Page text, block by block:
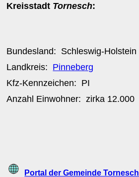
Kreisstadt Tornesch:
Bundesland: Schleswig-Holstein
Landkreis: Pinneberg
Kfz-Kennzeichen: PI
Anzahl Einwohner: zirka 12.000
Portal der Gemeinde Tornesch